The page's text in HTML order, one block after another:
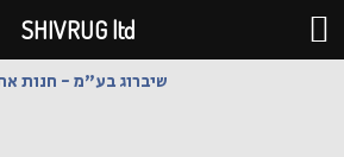
דילוג
לתוכן
שיברוג בע"מ - חנות
SHIVRUG ltd